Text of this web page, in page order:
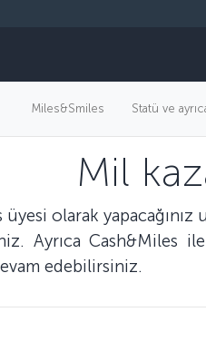
Miles&Smiles Statü ve
Mil
üyesi olarak
Ayrıca Cash&Miles
edebilirsiniz.